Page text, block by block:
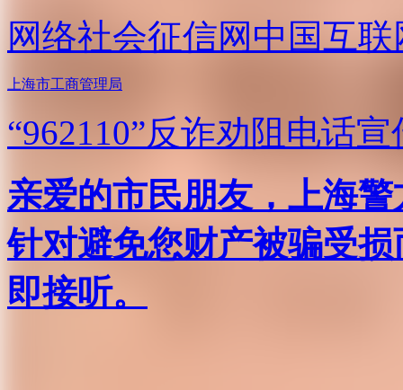
网络社会征信网 中国互
上海市工商管理局
“962110”反诈劝阻电话宣
亲爱的市民朋友，上海
针对避免您财产被骗受
即接听。